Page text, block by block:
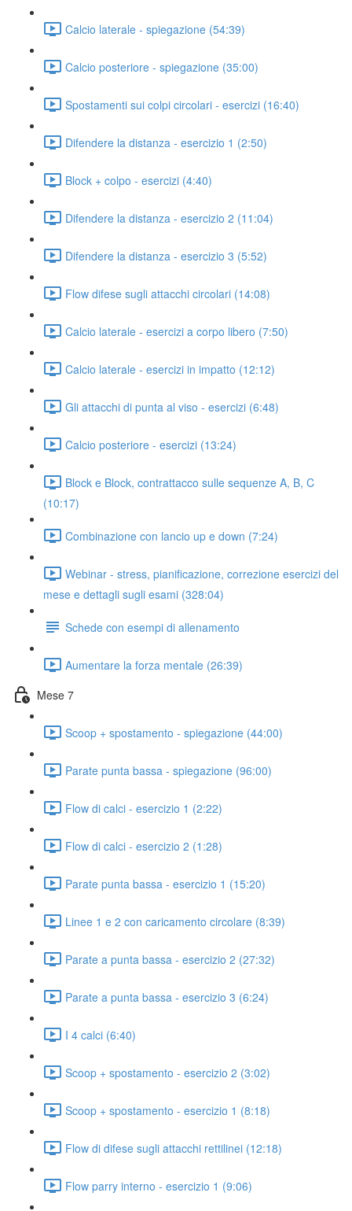
Calcio laterale - spiegazione (54:39)
Calcio posteriore - spiegazione (35:00)
Spostamenti sui colpi circolari - esercizi (16:40)
Difendere la distanza - esercizio 1 (2:50)
Block + colpo - esercizi (4:40)
Difendere la distanza - esercizio 2 (11:04)
Difendere la distanza - esercizio 3 (5:52)
Flow difese sugli attacchi circolari (14:08)
Calcio laterale - esercizi a corpo libero (7:50)
Calcio laterale - esercizi in impatto (12:12)
Gli attacchi di punta al viso - esercizi (6:48)
Calcio posteriore - esercizi (13:24)
Block e Block, contrattacco sulle sequenze A, B, C
(10:17)
Combinazione con lancio up e down (7:24)
Webinar - stress, pianificazione, correzione esercizi del
mese e dettagli sugli esami (328:04)
Schede con esempi di allenamento
Aumentare la forza mentale (26:39)
Mese 7
Scoop + spostamento - spiegazione (44:00)
Parate punta bassa - spiegazione (96:00)
Flow di calci - esercizio 1 (2:22)
Flow di calci - esercizio 2 (1:28)
Parate punta bassa - esercizio 1 (15:20)
Linee 1 e 2 con caricamento circolare (8:39)
Parate a punta bassa - esercizio 2 (27:32)
Parate a punta bassa - esercizio 3 (6:24)
I 4 calci (6:40)
Scoop + spostamento - esercizio 2 (3:02)
Scoop + spostamento - esercizio 1 (8:18)
Flow di difese sugli attacchi rettilinei (12:18)
Flow parry interno - esercizio 1 (9:06)